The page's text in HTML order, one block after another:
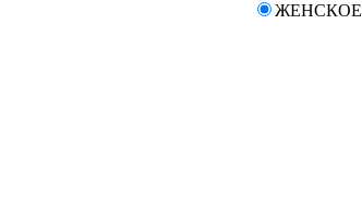
ЖЕНСКОЕ